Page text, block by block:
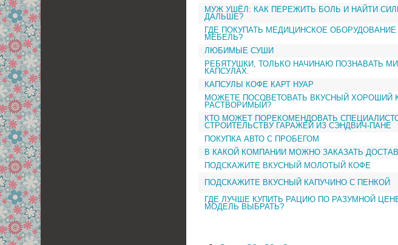
МУЖ УШЁЛ: КАК ПЕРЕЖИТЬ БОЛЬ И НАЙТИ
ДАЛЬШЕ?
ГДЕ ПОКУПАТЬ МЕДИЦИНСКОЕ ОБОРУДОВАНИЕ
МЕБЕЛЬ?
ЛЮБИМЫЕ СУШИ
РЕБЯТУШКИ, ТОЛЬКО НАЧИНАЮ ПОЗНАВАТЬ
КАПСУЛАХ.
КАПСУЛЫ КОФЕ КАРТ НУАР
МОЖЕТЕ ПОСОВЕТОВАТЬ ВКУСНЫЙ ХОРОШИЙ
РАСТВОРИМЫЙ?
КТО МОЖЕТ ПОРЕКОМЕНДОВАТЬ
СТРОИТЕЛЬСТВУ ГАРАЖЕЙ ИЗ СЭНДВИЧ-ПАНЕ
ПОКУПКА АВТО С ПРОБЕГОМ
В КАКОЙ КОМПАНИИ МОЖНО ЗАКАЗАТЬ
ПОДСКАЖИТЕ ВКУСНЫЙ МОЛОТЫЙ КОФЕ
ПОДСКАЖИТЕ ВКУСНЫЙ КАПУЧИНО С ПЕНКОЙ
ГДЕ ЛУЧШЕ КУПИТЬ РАЦИЮ ПО РАЗУМНОЙ
МОДЕЛЬ ВЫБРАТЬ?